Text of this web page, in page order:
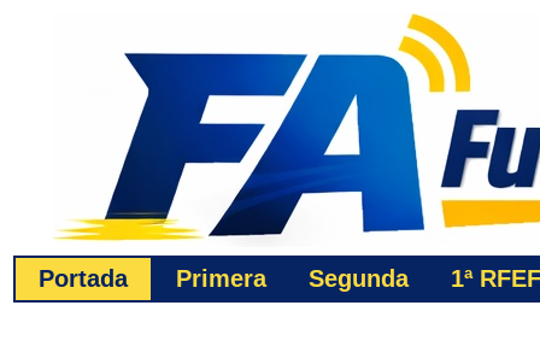
Portada Primera Segunda 1ªRFEF